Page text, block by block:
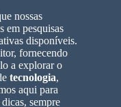
nossas
em pesquisas
disponíveis.
fornecendo
a explorar o
tecnologia,
aqui para
sempre